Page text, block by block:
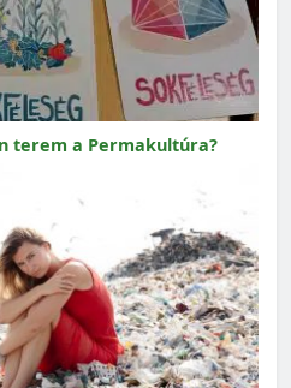
terem a Permakultúra?